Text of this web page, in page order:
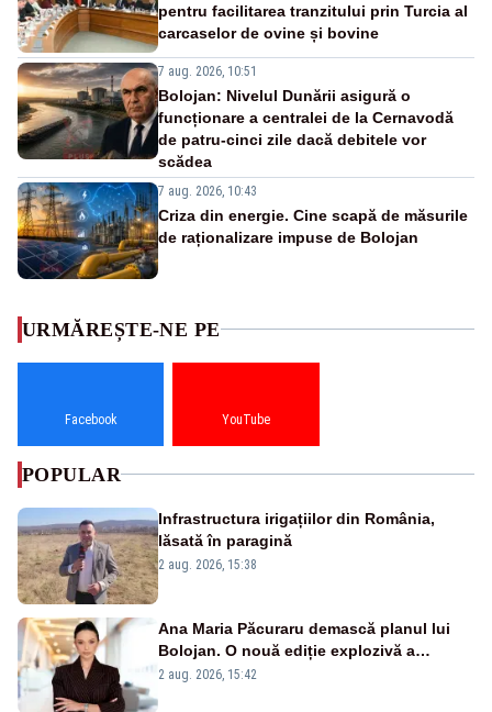
pentru facilitarea tranzitului prin Turcia al
carcaselor de ovine și bovine
7 aug. 2026, 10:51
Bolojan: Nivelul Dunării asigură o
funcționare a centralei de la Cernavodă
de patru-cinci zile dacă debitele vor
scădea
7 aug. 2026, 10:43
Criza din energie. Cine scapă de măsurile
de raționalizare impuse de Bolojan
URMĂREȘTE-NE PE
Facebook YouTube
POPULAR
Infrastructura irigațiilor din România,
lăsată în paragină
2 aug. 2026, 15:38
Ana Maria Păcuraru demască planul lui
Bolojan. O nouă ediție explozivă a
emisiunii „Miza Zilei” la Realitatea PLUS
2 aug. 2026, 15:42